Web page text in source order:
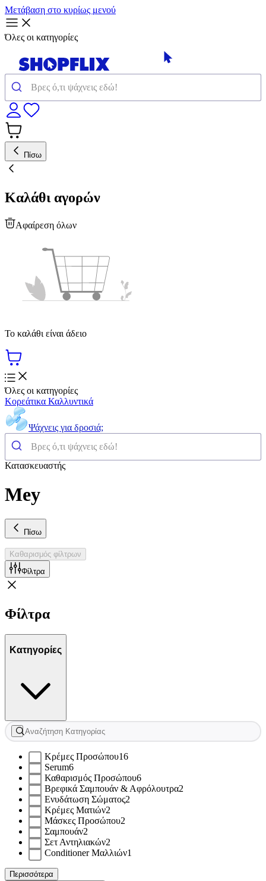
Μετάβαση στο κυρίως μενού
Όλες οι κατηγορίες
Πίσω
Καλάθι αγορών
Αφαίρεση όλων
Το καλάθι είναι άδειο
Όλες οι κατηγορίες
Κορεάτικα Καλλυντικά
Ψάχνεις για δροσιά;
Κατασκευαστής
Mey
Πίσω
Καθαρισμός φίλτρων
Φίλτρα
Φίλτρα
Κατηγορίες
Κρέμες Προσώπου16
Serum6
Καθαρισμός Προσώπου6
Βρεφικά Σαμπουάν & Αφρόλουτρα2
Ενυδάτωση Σώματος2
Κρέμες Ματιών2
Μάσκες Προσώπου2
Σαμπουάν2
Σετ Αντηλιακών2
Conditioner Μαλλιών1
Περισσότερα